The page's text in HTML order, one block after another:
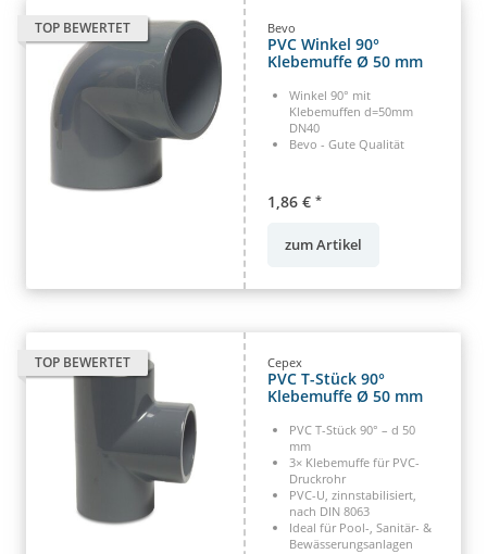
TOP BEWERTET Bevo
PVC Winkel 90°
Klebemuffe Ø 50 mm
Winkel 90° mit
Klebemuffen d=50mm
DN40
Bevo - Gute Qualität
1,86 € *
zum Artikel
TOP BEWERTET Cepex
PVC T-Stück 90°
Klebemuffe Ø 50 mm
PVC T-Stück 90° – d 50
mm
3× Klebemuffe für PVC-
Druckrohr
PVC-U, zinnstabilisiert,
nach DIN 8063
Ideal für Pool-, Sanitär- &
Bewässerungsanlagen